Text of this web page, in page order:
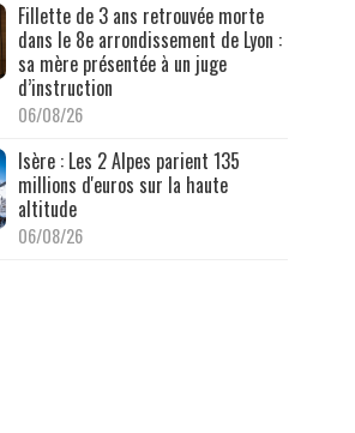
Fillette de 3 ans retrouvée morte
dans le 8e arrondissement de Lyon :
sa mère présentée à un juge
d’instruction
06/08/26
Isère : Les 2 Alpes parient 135
millions d'euros sur la haute
altitude
06/08/26